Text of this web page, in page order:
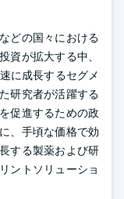
どの国々における
資が拡大する中、
に成長するセグメ
研究者が活躍する
促進するための政
、手頃な価格で効
する製薬および研
ントソリューショ